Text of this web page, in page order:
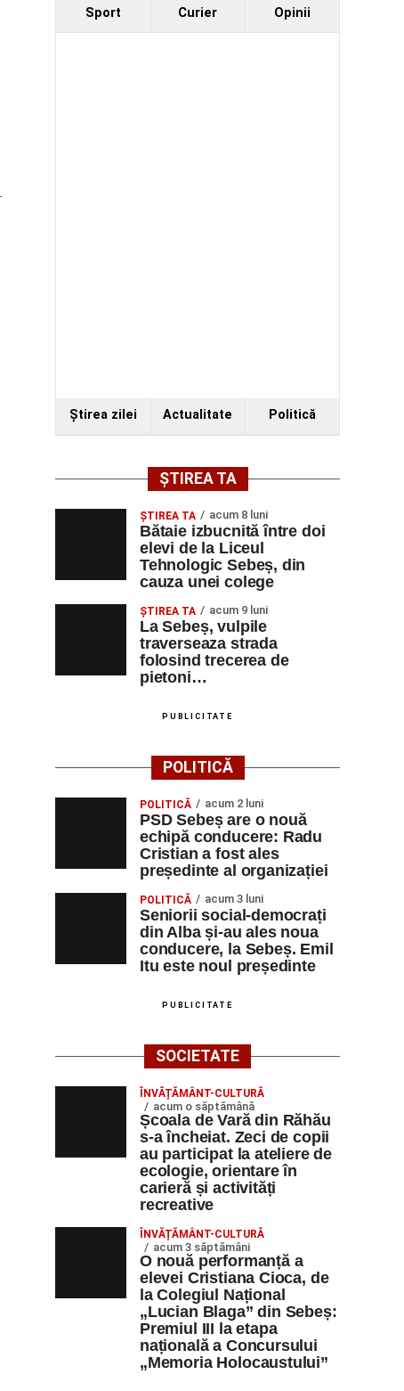
Sport Curier Opinii
Ştirea zilei Actualitate Politică
ȘTIREA TA
ŞTIREA TA acum 8 luni
Bătaie izbucnită între doi
elevi de la Liceul
Tehnologic Sebeș, din
cauza unei colege
ŞTIREA TA acum 9 luni
La Sebeș, vulpile
traverseaza strada
folosind trecerea de
pietoni…
PUBLICITATE
POLITICĂ
POLITICĂ acum 2 luni
PSD Sebeș are o nouă
echipă conducere: Radu
Cristian a fost ales
președinte al organizației
POLITICĂ acum 3 luni
Seniorii social-democrați
din Alba și-au ales noua
conducere, la Sebeș. Emil
Itu este noul președinte
PUBLICITATE
SOCIETATE
ÎNVĂȚĂMÂNT-CULTURĂ
acum o săptămână
Școala de Vară din Răhău
s-a încheiat. Zeci de copii
au participat la ateliere de
ecologie, orientare în
carieră și activități
recreative
ÎNVĂȚĂMÂNT-CULTURĂ
acum 3 săptămâni
O nouă performanță a
elevei Cristiana Cioca, de
la Colegiul Național
„Lucian Blaga” din Sebeș:
Premiul III la etapa
națională a Concursului
„Memoria Holocaustului”